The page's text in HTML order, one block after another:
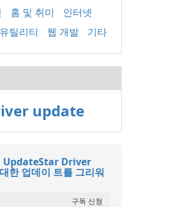
홈 및 취미
인터넷
틸리티 웹 개발 기타
update
UpdateStar Driver
한 업데이 트를 그리워